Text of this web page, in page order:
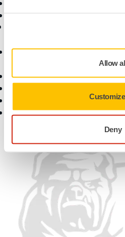
Allow
Customize
Deny
Материалы для
Условия гарантии
myMirka app